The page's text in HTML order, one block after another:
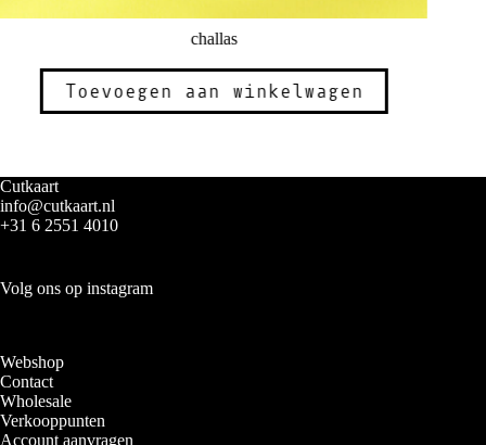
challas
Toevoegen aan winkelwagen
Cutkaart
info@cutkaart.nl
+31 6 2551 4010
Volg ons op instagram
Webshop
Contact
Wholesale
Verkooppunten
Account aanvragen